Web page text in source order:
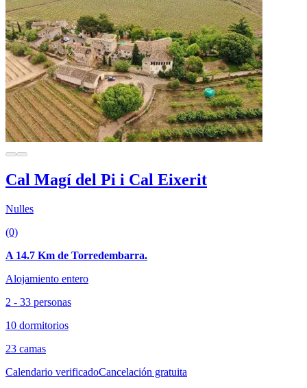
Cal Magí del Pi i Cal Eixerit
Nulles
(0)
A 14.7 Km de Torredembarra.
Alojamiento entero
2 - 33 personas
10 dormitorios
23 camas
Calendario verificadoCancelación gratuita